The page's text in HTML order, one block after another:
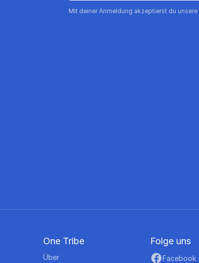
Mit deiner Anmeldung akzeptierst du unsere
One Tribe
Über
Folge uns
Facebook